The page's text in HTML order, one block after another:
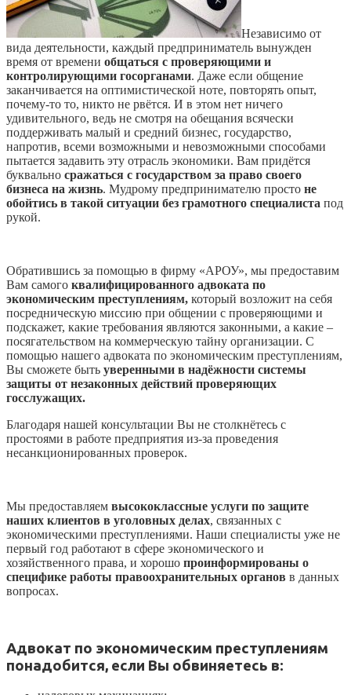
Независимо от
вида деятельности, каждый предприниматель вынужден
время от времени общаться с проверяющими и
контролирующими госорганами. Даже если общение
заканчивается на оптимистической ноте, повторять опыт,
почему-то то, никто не рвётся. И в этом нет ничего
удивительного, ведь не смотря на обещания всячески
поддерживать малый и средний бизнес, государство,
напротив, всеми возможными и невозможными способами
пытается задавить эту отрасль экономики. Вам придётся
буквально сражаться с государством за право своего
бизнеса на жизнь. Мудрому предпринимателю просто не
обойтись в такой ситуации без грамотного специалиста под
рукой.
Обратившись за помощью в фирму «АРОУ», мы предоставим
Вам самого квалифицированного адвоката по
экономическим преступлениям, который возложит на себя
посредническую миссию при общении с проверяющими и
подскажет, какие требования являются законными, а какие –
посягательством на коммерческую тайну организации. С
помощью нашего адвоката по экономическим преступлениям,
Вы сможете быть уверенными в надёжности системы
защиты от незаконных действий проверяющих
госслужащих.
Благодаря нашей консультации Вы не столкнётесь с
простоями в работе предприятия из-за проведения
несанкционированных проверок.
Мы предоставляем высококлассные услуги по защите
наших клиентов в уголовных делах, связанных с
экономическими преступлениями. Наши специалисты уже не
первый год работают в сфере экономического и
хозяйственного права, и хорошо проинформированы о
специфике работы правоохранительных органов в данных
вопросах.
Адвокат по экономическим преступлениям
понадобится, если Вы обвиняетесь в: